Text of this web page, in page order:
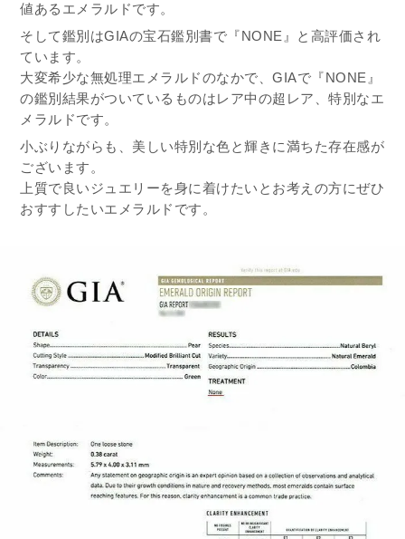
値あるエメラルドです。
そして鑑別はGIAの宝石鑑別書で『NONE』と高評価され
ています。
大変希少な無処理エメラルドのなかで、GIAで『NONE』
の鑑別結果がついているものはレア中の超レア、特別なエ
メラルドです。
小ぶりながらも、美しい特別な色と輝きに満ちた存在感が
ございます。
上質で良いジュエリーを身に着けたいとお考えの方にぜひ
おすすしたいエメラルドです。